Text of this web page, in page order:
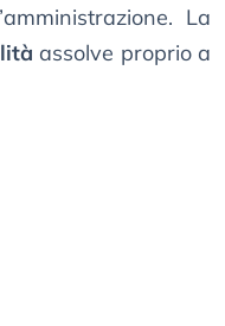
La
assolve proprio a